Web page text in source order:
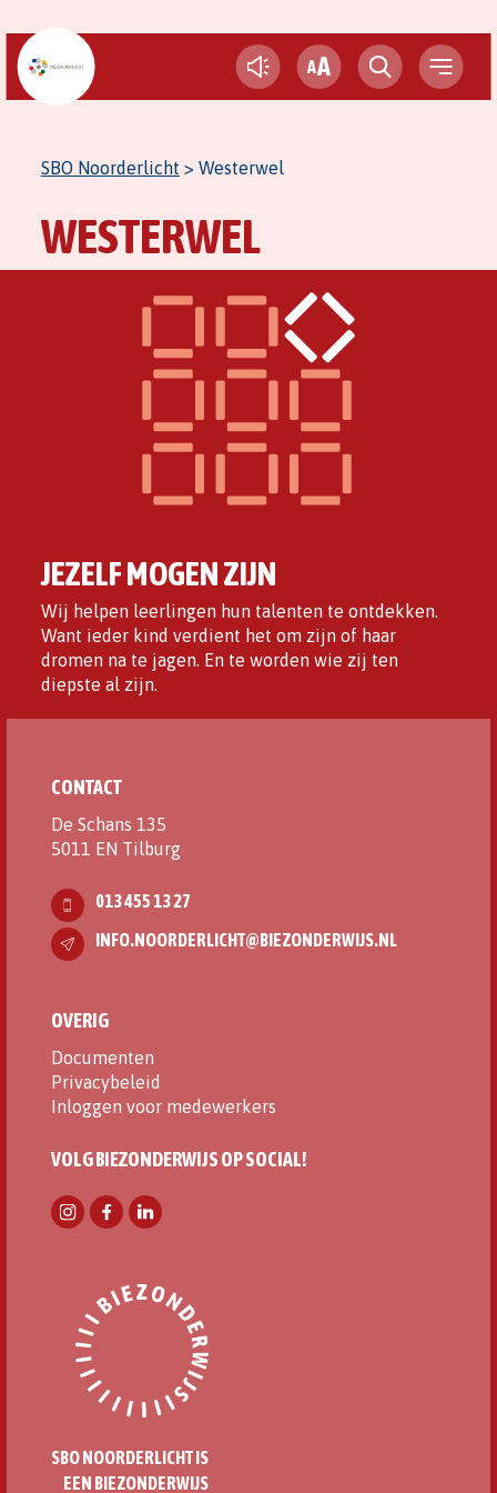
AA
SBO Noorderlicht > Westerwel
WESTERWEL
JEZELF MOGEN ZIJN
Wij helpen leerlingen hun talenten te ontdekken.
Want ieder kind verdient het om zijn of haar
dromen na te jagen. En te worden wie zij ten
diepste al zijn.
CONTACT
De Schans 135
5011 EN Tilburg
013 455 13 27
INFO.NOORDERLICHT@BIEZONDERWIJS.NL
OVERIG
Documenten
Privacybeleid
Inloggen voor medewerkers
VOLG BIEZONDERWIJS OP SOCIAL!
SBO NOORDERLICHT IS
EEN BIEZONDERWIJS